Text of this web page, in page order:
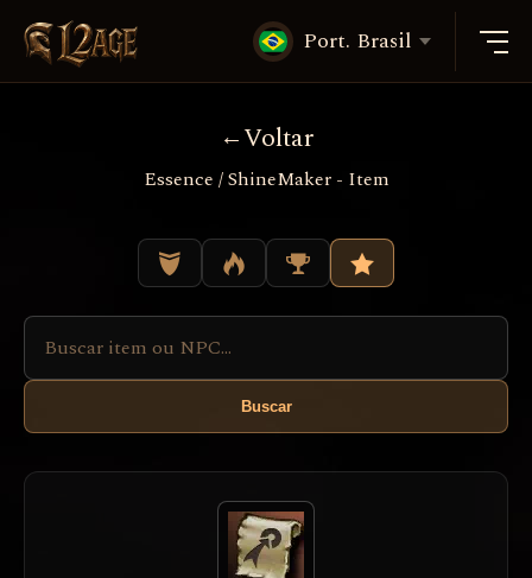
Port. Brasil
Voltar
Essence / ShineMaker - Item
Buscar